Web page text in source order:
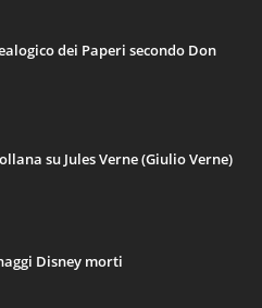
dei Paperi secondo Don
su Jules Verne (Giulio Verne)
Disney morti